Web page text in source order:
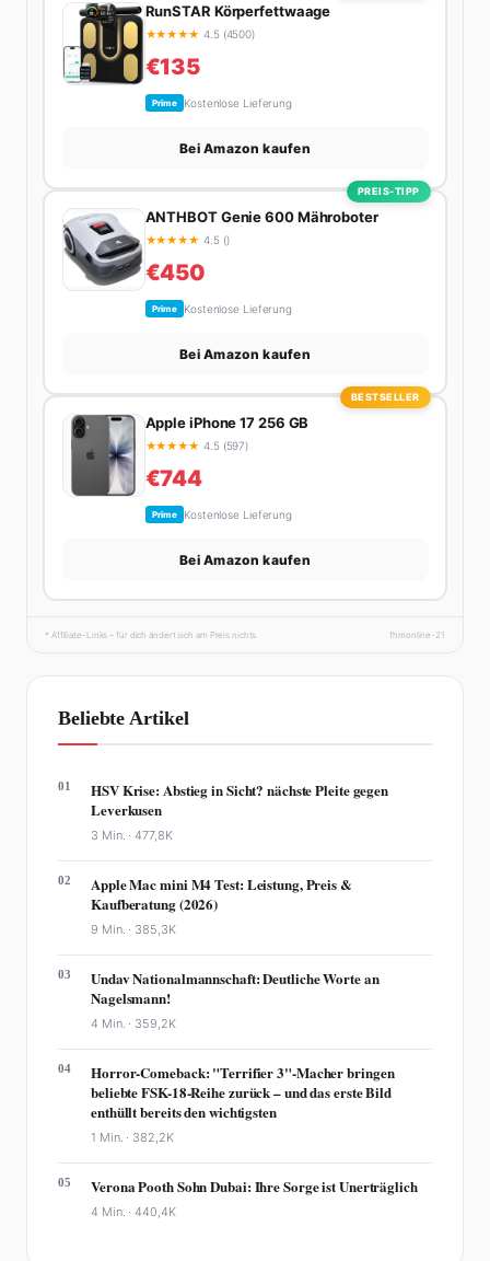
RunSTAR Körperfettwaage
★★★★★ 4.5 (4500)
€135
Prime Kostenlose Lieferung
Bei Amazon kaufen
PREIS-TIPP
ANTHBOT Genie 600 Mähroboter
★★★★★ 4.5 ()
€450
Prime Kostenlose Lieferung
Bei Amazon kaufen
BESTSELLER
Apple iPhone 17 256 GB
★★★★★ 4.5 (597)
€744
Prime Kostenlose Lieferung
Bei Amazon kaufen
* Affiliate-Links – für dich ändert sich am Preis nichts. fhmonline-21
Beliebte Artikel
01
HSV Krise: Abstieg in Sicht? nächste Pleite gegen
Leverkusen
3 Min. ·477,8K
02
Apple Mac mini M4 Test: Leistung, Preis &
Kaufberatung (2026)
9 Min. · 385,3K
03
Undav Nationalmannschaft: Deutliche Worte an
Nagelsmann!
4 Min. · 359,2K
04
Horror-Comeback: "Terrifier 3"-Macher bringen
beliebte FSK-18-Reihe zurück – und das erste Bild
enthüllt bereits den wichtigsten
1 Min. · 382,2K
05 Verona Pooth Sohn Dubai: Ihre Sorge ist Unerträglich
4 Min. ·440,4K